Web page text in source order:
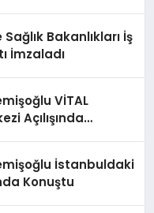
Bakanlıkları İş
İmzaladı
VİTAL
Açılışında
İstanbuldaki
Konuştu